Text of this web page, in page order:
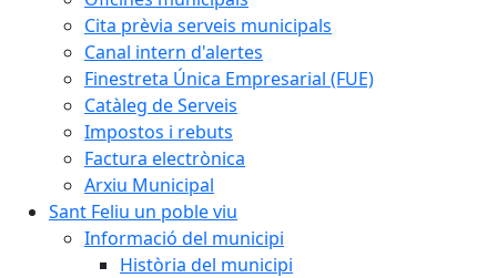
Cita prèvia serveis municipals
Canal intern d'alertes
Finestreta Única Empresarial (FUE)
Catàleg de Serveis
Impostos i rebuts
Factura electrònica
Arxiu Municipal
Sant Feliu un poble viu
Informació del municipi
Història del municipi